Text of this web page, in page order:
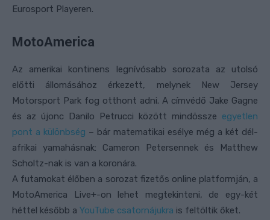
Eurosport Playeren.
MotoAmerica
Az amerikai kontinens legnívósabb sorozata az utolsó
előtti állomásához érkezett, melynek New Jersey
Motorsport Park fog otthont adni. A címvédő Jake Gagne
és az újonc Danilo Petrucci között mindössze egyetlen
pont a különbség – bár matematikai esélye még a két dél-
afrikai yamahásnak: Cameron Petersennek és Matthew
Scholtz-nak is van a koronára.
A futamokat élőben a sorozat fizetős online platformján, a
MotoAmerica Live+-on lehet megtekinteni, de egy-két
héttel később a YouTube csatornájukra is feltöltik őket.